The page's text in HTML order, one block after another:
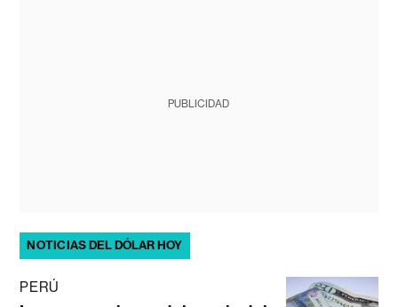
PUBLICIDAD
NOTICIAS DEL DÓLAR HOY
PERÚ